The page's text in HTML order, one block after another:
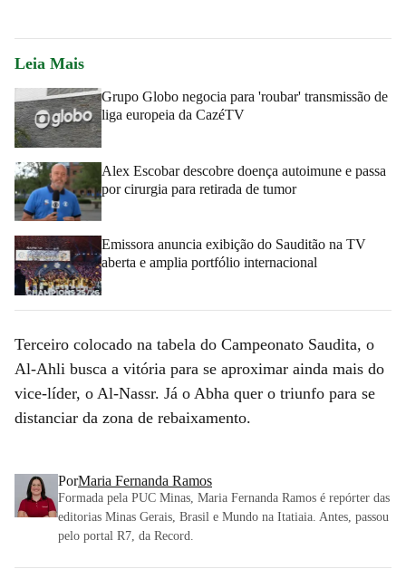
Leia Mais
Grupo Globo negocia para 'roubar' transmissão de
liga europeia da CazéTV
Alex Escobar descobre doença autoimune e passa
por cirurgia para retirada de tumor
Emissora anuncia exibição do Sauditão na TV
aberta e amplia portfólio internacional
Terceiro colocado na tabela do Campeonato Saudita, o
Al-Ahli busca a vitória para se aproximar ainda mais do
vice-líder, o Al-Nassr. Já o Abha quer o triunfo para se
distanciar da zona de rebaixamento.
PorMaria Fernanda Ramos
Formada pela PUC Minas, Maria Fernanda Ramos é repórter das
editorias Minas Gerais, Brasil e Mundo na Itatiaia. Antes, passou
pelo portal R7, da Record.